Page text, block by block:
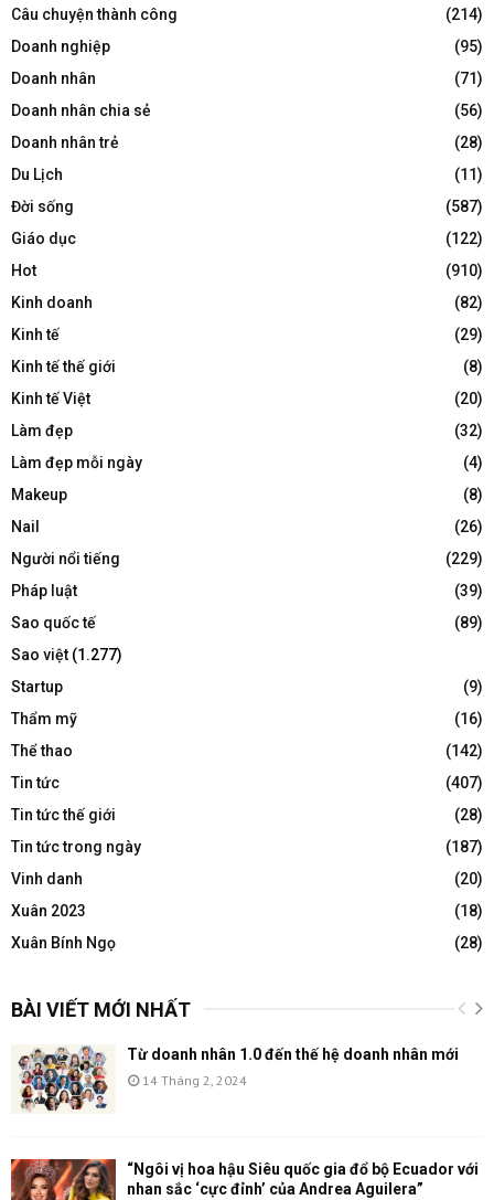
Câu chuyện thành công
(214)
Doanh nghiệp
(95)
Doanh nhân
(71)
Doanh nhân chia sẻ
(56)
Doanh nhân trẻ
(28)
Du Lịch
(11)
Đời sống
(587)
Giáo dục
(122)
Hot
(910)
Kinh doanh
(82)
Kinh tế
(29)
Kinh tế thế giới
(8)
Kinh tế Việt
(20)
Làm đẹp
(32)
Làm đẹp mỗi ngày
(4)
Makeup
(8)
Nail
(26)
Người nổi tiếng
(229)
Pháp luật
(39)
Sao quốc tế
(89)
Sao việt (1.277)
Startup
(9)
Thẩm mỹ
(16)
Thể thao
(142)
Tin tức
(407)
Tin tức thế giới
(28)
Tin tức trong ngày
(187)
Vinh danh
(20)
Xuân 2023
(18)
Xuân Bính Ngọ
(28)
BÀI VIẾT MỚI NHẤT
Từ doanh nhân 1.0 đến thế hệ doanh nhân mới
14 Tháng 2, 2024
“Ngôi vị hoa hậu Siêu quốc gia đổ bộ Ecuador với
nhan sắc ‘cực đỉnh’ của Andrea Aguilera”